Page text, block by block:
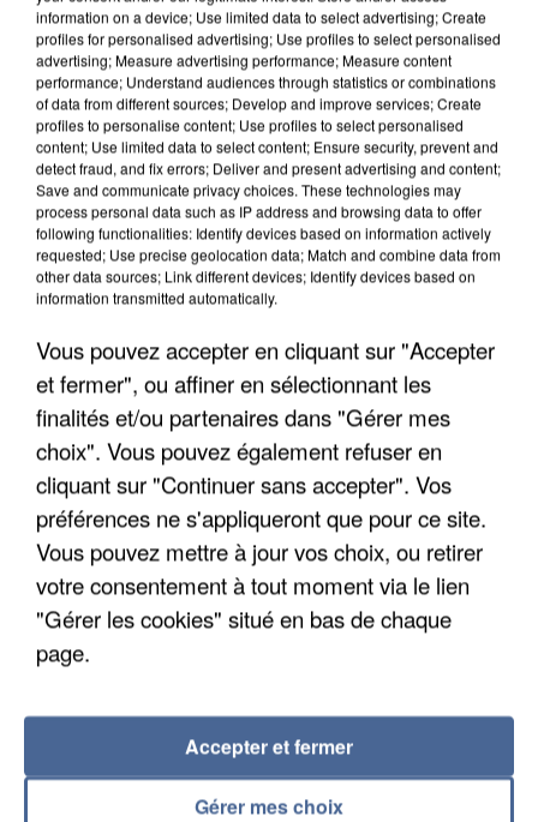
APRÈS TOUTES CES CANICULES, LES REFUGES
DE FAUNE SAUVAGE SONT...
information on a device; Use limited data to select advertising; Create
profiles for personalised advertising; Use profiles to select personalised
advertising; Measure advertising performance; Measure content
performance; Understand audiences through statistics or combinations
of data from different sources; Develop and improve services; Create
profiles to personalise content; Use profiles to select personalised
content; Use limited data to select content; Ensure security, prevent and
detect fraud, and fix errors; Deliver and present advertising and content;
Save and communicate privacy choices. These technologies may
process personal data such as IP address and browsing data to offer
following functionalities: Identify devices based on information actively
requested; Use precise geolocation data; Match and combine data from
other data sources; Link different devices; Identify devices based on
information transmitted automatically.
Vous pouvez accepter en cliquant sur "Accepter
et fermer", ou affiner en sélectionnant les
finalités et/ou partenaires dans "Gérer mes
choix". Vous pouvez également refuser en
cliquant sur "Continuer sans accepter". Vos
préférences ne s'appliqueront que pour ce site.
Vous pouvez mettre à jour vos choix, ou retirer
votre consentement à tout moment via le lien
"Gérer les cookies" situé en bas de chaque
page.
Gérer mes choix
Accepter et fermer